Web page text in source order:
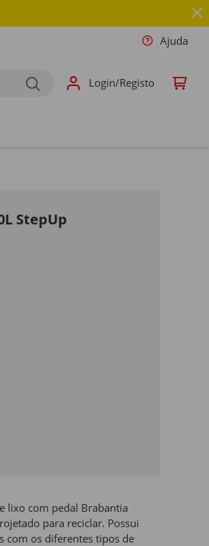
Ajuda
Login/Registo
StepUp
lixo com pedal Brabantia
para reciclar. Possui
com os diferentes tipos de